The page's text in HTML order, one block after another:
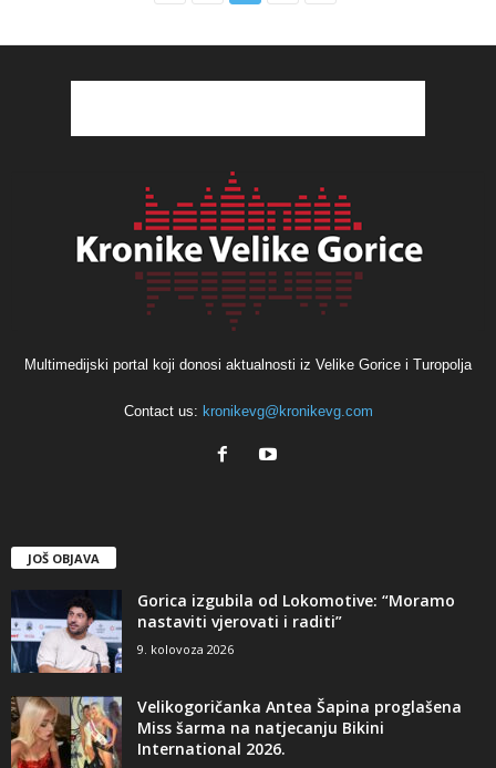
Multimedijski portal koji donosi aktualnosti iz Velike Gorice i Turopolja
Contact us: kronikevg@kronikevg.com
JOŠ OBJAVA
Gorica izgubila od Lokomotive: “Moramo
nastaviti vjerovati i raditi”
9. kolovoza 2026
Velikogoričanka Antea Šapina proglašena
Miss šarma na natjecanju Bikini
International 2026.